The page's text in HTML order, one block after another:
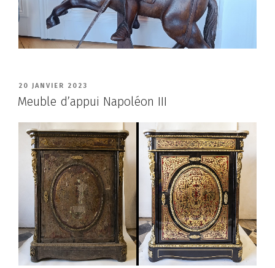
PUBLIÉ
LE
20 JANVIER 2023
Meuble d’appui Napoléon III